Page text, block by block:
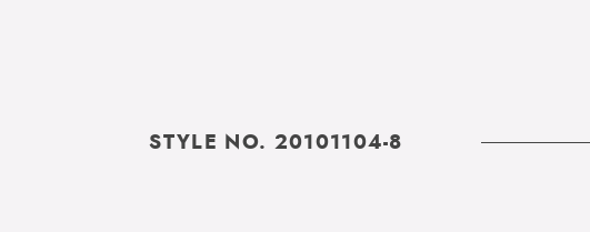
STYLE NO. 20101104-8